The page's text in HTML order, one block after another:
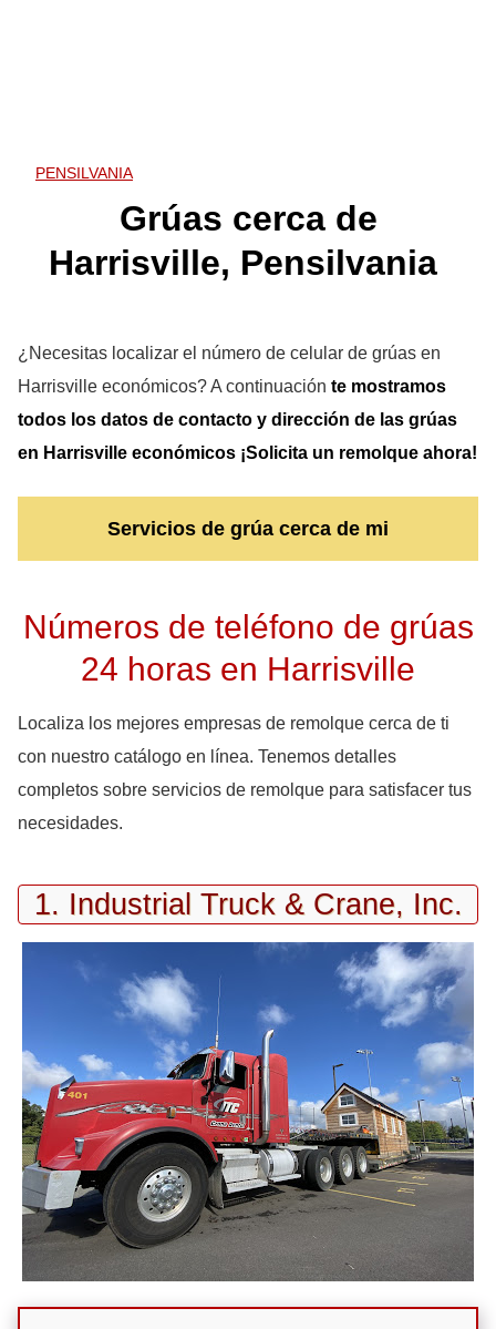
PENSILVANIA
Grúas cerca de
Harrisville, Pensilvania
¿Necesitas localizar el número de celular de grúas en
Harrisville económicos? A continuación te mostramos
todos los datos de contacto y dirección de las grúas
en Harrisville económicos ¡Solicita un remolque ahora!
Servicios de grúa cerca de mi
Números de teléfono de grúas
24 horas en Harrisville
Localiza los mejores empresas de remolque cerca de ti
con nuestro catálogo en línea. Tenemos detalles
completos sobre servicios de remolque para satisfacer tus
necesidades.
1. Industrial Truck & Crane, Inc.